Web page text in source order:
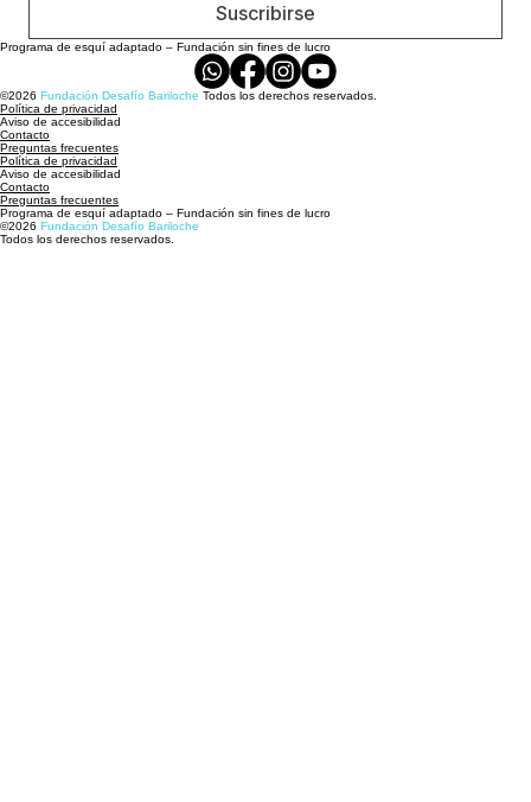
Suscribirse
Programa de esquí adaptado – Fundación sin fines de lucro
©2026 Fundación Desafío Bariloche Todos los derechos reservados.
Política de privacidad
Aviso de accesibilidad
Contacto
Preguntas frecuentes
Política de privacidad
Aviso de accesibilidad
Contacto
Preguntas frecuentes
Programa de esquí adaptado – Fundación sin fines de lucro
©2026 Fundación Desafío Bariloche
Todos los derechos reservados.